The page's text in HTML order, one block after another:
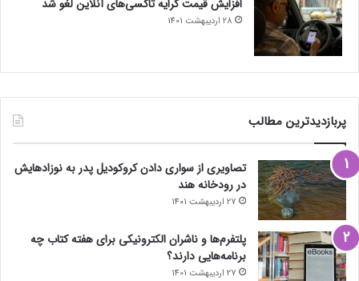
افزایش قیمت کرایه تاکسی‌های آنلاین لغو شد
28 اردیبهشت 1401
پربازدیدترین مطالب
تصاویری از سواری دادن کروکودیل پدر به نوزادهایش
در رودخانه هند
27 اردیبهشت 1401
پلتفرم‌ها و ناشران الکترونیکی برای هفته کتاب چه
برنامه‌هایی دارند؟
27 اردیبهشت 1401